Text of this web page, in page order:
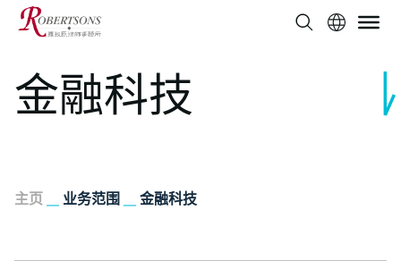
金融科技
主页 业务范围 金融科技